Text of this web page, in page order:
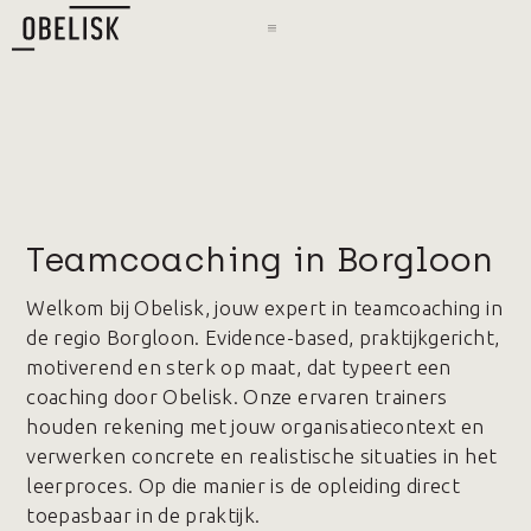
Teamcoaching in Borgloon
Welkom bij Obelisk, jouw expert in teamcoaching in
de regio Borgloon. Evidence-based, praktijkgericht,
motiverend en sterk op maat, dat typeert een
coaching door Obelisk. Onze ervaren trainers
houden rekening met jouw organisatiecontext en
verwerken concrete en realistische situaties in het
leerproces. Op die manier is de opleiding direct
toepasbaar in de praktijk.